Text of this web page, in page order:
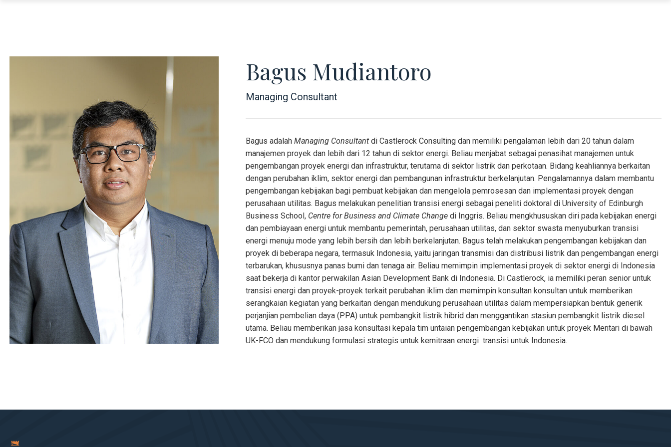
Bagus Mudiantoro
Managing Consultant
Bagus adalahManaging Consultant di Castlerock Consulting dan memiliki pengalaman lebih dari 20 tahun dalam
manajemen proyek dan lebih dari 12 tahun di sektor energi. Beliau menjabat sebagai penasihat manajemen untuk
pengembangan proyek energi dan infrastruktur, terutama di sektor listrik dan perkotaan. Bidang keahliannya berkaitan
dengan perubahan iklim, sektor energi dan pembangunan infrastruktur berkelanjutan. Pengalamannya dalam membantu
pengembangan kebijakan bagi pembuat kebijakan dan mengelola pemrosesan dan implementasi proyek dengan
perusahaan utilitas. Bagus melakukan penelitian transisi energi sebagai peneliti doktoral di University of Edinburgh
Business School, Centre for Business and Climate Change di Inggris. Beliau mengkhususkan diri pada kebijakan energi
dan pembiayaan energi untuk membantu pemerintah, perusahaan utilitas, dan sektor swasta menyuburkan transisi
energi menuju mode yang lebih bersih dan lebih berkelanjutan. Bagus telah melakukan pengembangan kebijakan dan
proyek di beberapa negara, termasuk Indonesia, yaitu jaringan transmisi dan distribusi listrik dan pengembangan energi
terbarukan, khususnya panas bumi dan tenaga air. Beliau memimpin implementasi proyek di sektor energi di Indonesia
saat bekerja di kantor perwakilan Asian Development Bank di Indonesia. Di Castlerock, ia memiliki peran senior untuk
transisi energi dan proyek-proyek terkait perubahan iklim dan memimpin konsultan konsultan untuk memberikan
serangkaian kegiatan yang berkaitan dengan mendukung perusahaan utilitas dalam mempersiapkan bentuk generik
perjanjian pembelian daya (PPA) untuk pembangkit listrik hibrid dan menggantikan stasiun pembangkit listrik diesel
utama. Beliau memberikan jasa konsultasi kepala tim untaian pengembangan kebijakan untuk proyek Mentari di bawah
UK-FCO dan mendukung formulasi strategis untuk kemitraan energi transisi untuk Indonesia.